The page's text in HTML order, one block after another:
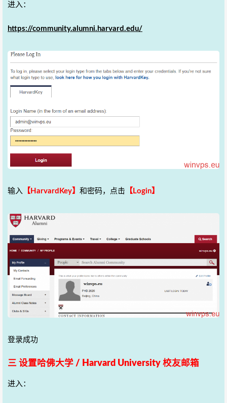
进入：
https://community.alumni.harvard.edu/
输入 【HarvardKey】 和密码，点击 【Login】
登录成功
三 设置哈佛大学 / Harvard University 校友邮箱
进入：